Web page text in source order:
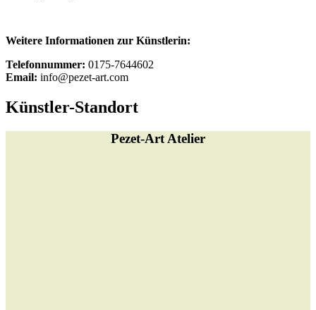
Weitere Informationen zur Künstlerin:
Telefonnummer: 0175-7644602
Email: info@pezet-art.com
Künstler-Standort
Pezet-Art Atelier